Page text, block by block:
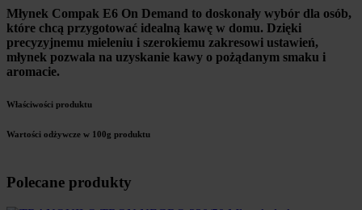
Młynek Compak E6 On Demand to doskonały wybór dla osób,
które chcą przygotować idealną kawę w domu. Dzięki
precyzyjnemu mieleniu i szerokiemu zakresowi ustawień,
młynek pozwala na uzyskanie kawy o pożądanym smaku i
aromacie.
Właściwości produktu
Wartości odżywcze w 100g produktu
Polecane produkty